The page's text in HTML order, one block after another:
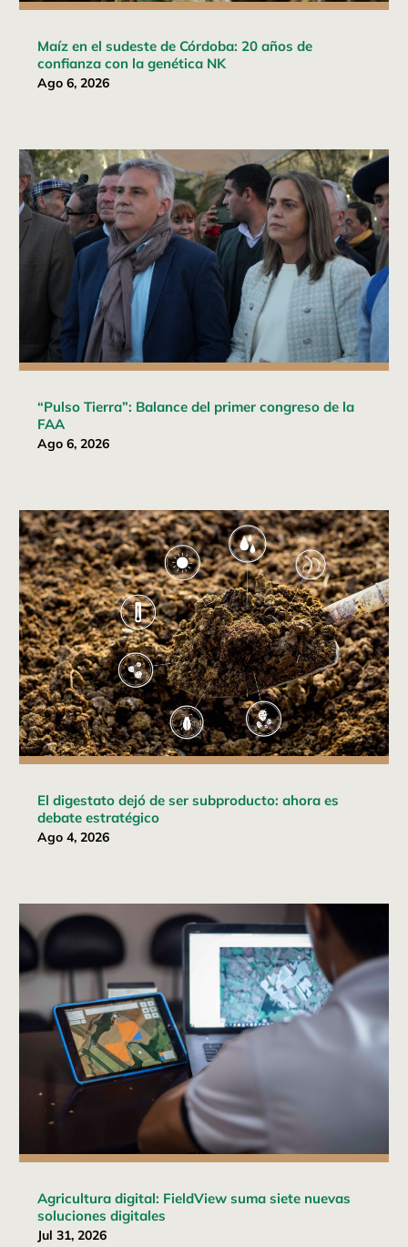
Maíz en el sudeste de Córdoba: 20 años de
confianza con la genética NK
Ago 6, 2026
“Pulso Tierra”: Balance del primer congreso de la
FAA
Ago 6, 2026
El digestato dejó de ser subproducto: ahora es
debate estratégico
Ago 4, 2026
Agricultura digital: FieldView suma siete nuevas
soluciones digitales
Jul 31, 2026